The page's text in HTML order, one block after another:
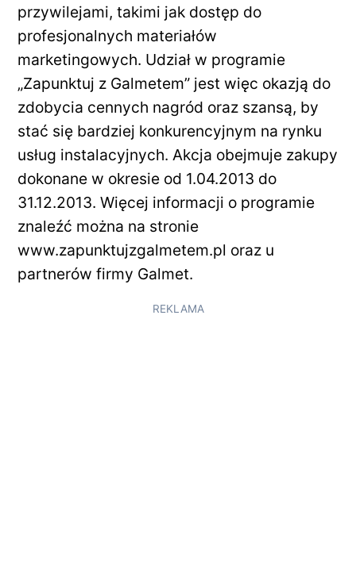
przywilejami, takimi jak dostęp do
profesjonalnych materiałów
marketingowych. Udział w programie
„Zapunktuj z Galmetem” jest więc okazją do
zdobycia cennych nagród oraz szansą, by
stać się bardziej konkurencyjnym na rynku
usług instalacyjnych. Akcja obejmuje zakupy
dokonane w okresie od 1.04.2013 do
31.12.2013. Więcej informacji o programie
znaleźć można na stronie
www.zapunktujzgalmetem.pl oraz u
partnerów firmy Galmet.
REKLAMA